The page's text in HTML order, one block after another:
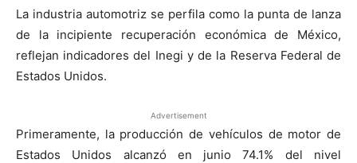
La industria automotriz se perfila como la punta de lanza
de la incipiente recuperación económica de México,
reflejan indicadores del Inegi y de la Reserva Federal de
Estados Unidos.
Advertisement
Primeramente, la producción de vehículos de motor de
Estados Unidos alcanzó en junio 74.1% del nivel